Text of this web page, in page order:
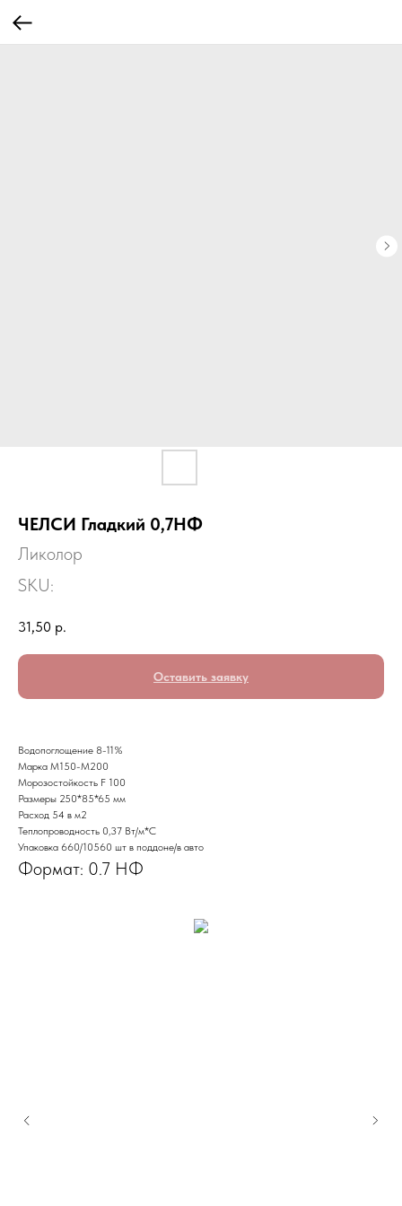
ЧЕЛСИ Гладкий 0,7НФ
Ликолор
SKU:
31,50 р.
Оставить заявку
Водопоглощение 8-11%
Марка М150-М200
Морозостойкость F 100
Размеры 250*85*65 мм
Расход 54 в м2
Теплопроводность 0,37 Вт/м*С
Упаковка 660/10560 шт в поддоне/в авто
Формат: 0.7 НФ